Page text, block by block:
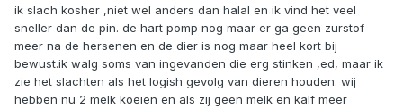
ik slach kosher ,niet wel anders dan halal en ik vind het veel
sneller dan de pin. de hart pomp nog maar er ga geen zurstof
meer na de hersenen en de dier is nog maar heel kort bij
bewust.ik walg soms van ingevanden die erg stinken ,ed, maar ik
zie het slachten als het logish gevolg van dieren houden. wij
hebben nu 2 melk koeien en als zij geen melk en kalf meer